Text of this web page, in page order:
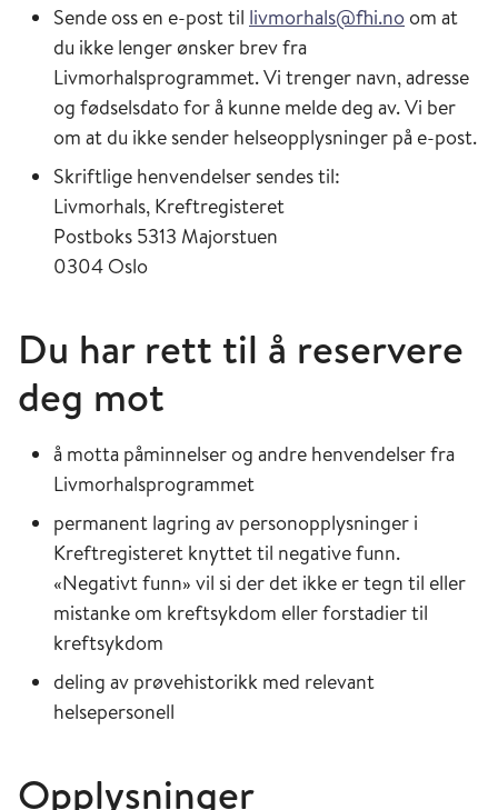
Sende oss en e-post til livmorhals@fhi.no om at
du ikke lenger ønsker brev fra
Livmorhalsprogrammet. Vi trenger navn, adresse
og fødselsdato for å kunne melde deg av. Vi ber
om at du ikke sender helseopplysninger på e-post.
Skriftlige henvendelser sendes til:
Livmorhals, Kreftregisteret
Postboks 5313 Majorstuen
0304 Oslo
Du har rett til å reservere
deg mot
å motta påminnelser og andre henvendelser fra
Livmorhalsprogrammet
permanent lagring av personopplysninger i
Kreftregisteret knyttet til negative funn.
«Negativt funn» vil si der det ikke er tegn til eller
mistanke om kreftsykdom eller forstadier til
kreftsykdom
deling av prøvehistorikk med relevant
helsepersonell
Opplysninger